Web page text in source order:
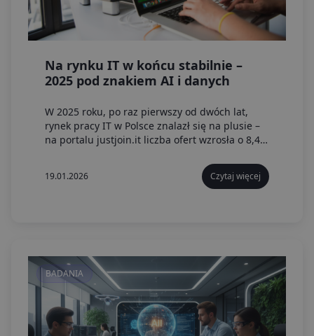
Na rynku IT w końcu stabilnie –
2025 pod znakiem AI i danych
W 2025 roku, po raz pierwszy od dwóch lat,
rynek pracy IT w Polsce znalazł się na plusie –
na portalu justjoin.it liczba ofert wzrosła o 8,42
19.01.2026 Czytaj więcej
BADANIA